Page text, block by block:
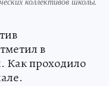
в
Как проходило